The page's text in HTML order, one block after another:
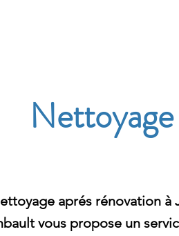
aprés rénovation à
vous propose un